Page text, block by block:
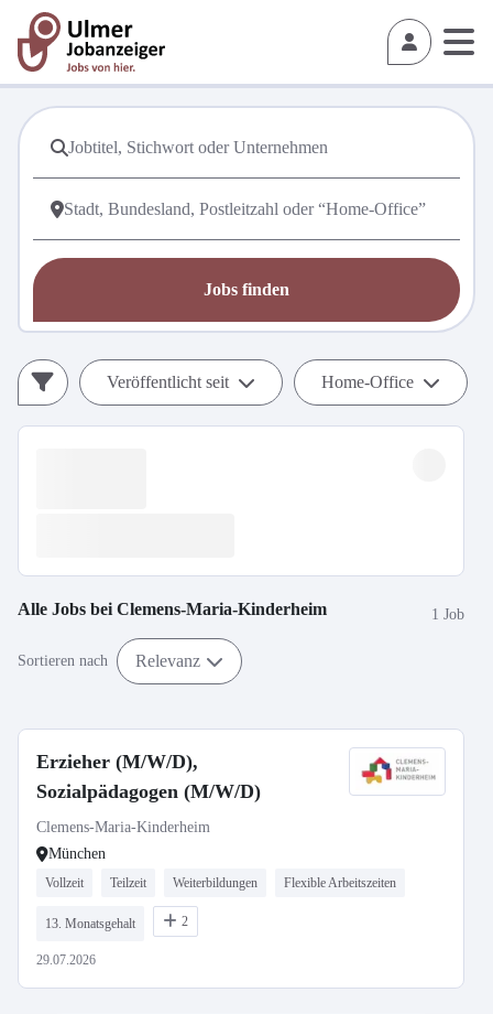
Jobs finden
Veröffentlicht seit Home-Office
Alle Jobs bei Clemens-Maria-Kinderheim 1 Job
Sortieren nach Relevanz
Erzieher (M/W/D),
Sozialpädagogen (M/W/D)
Clemens-Maria-Kinderheim
München
Vollzeit Teilzeit Weiterbildungen Flexible Arbeitszeiten
13. Monatsgehalt 2
29.07.2026